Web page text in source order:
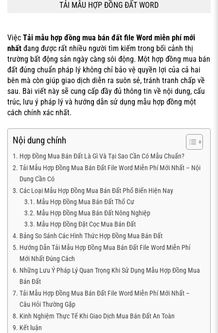
TẢI MẪU HỢP ĐỒNG ĐẤT WORD
Việc Tải mẫu hợp đồng mua bán đất file Word miễn phí mới
nhất đang được rất nhiều người tìm kiếm trong bối cảnh thị
trường bất động sản ngày càng sôi động. Một hợp đồng mua bán
đất đúng chuẩn pháp lý không chỉ bảo vệ quyền lợi của cả hai
bên mà còn giúp giao dịch diễn ra suôn sẻ, tránh tranh chấp về
sau. Bài viết này sẽ cung cấp đầy đủ thông tin về nội dung, cấu
trúc, lưu ý pháp lý và hướng dẫn sử dụng mẫu hợp đồng một
cách chính xác nhất.
Nội dung chính
Hợp Đồng Mua Bán Đất Là Gì Và Tại Sao Cần Có Mẫu Chuẩn?
Tải Mẫu Hợp Đồng Mua Bán Đất File Word Miễn Phí Mới Nhất – Nội
Dung Cần Có
Các Loại Mẫu Hợp Đồng Mua Bán Đất Phổ Biến Hiện Nay
Mẫu Hợp Đồng Mua Bán Đất Thổ Cư
Mẫu Hợp Đồng Mua Bán Đất Nông Nghiệp
Mẫu Hợp Đồng Đặt Cọc Mua Bán Đất
Bảng So Sánh Các Hình Thức Hợp Đồng Mua Bán Đất
Hướng Dẫn Tải Mẫu Hợp Đồng Mua Bán Đất File Word Miễn Phí
Mới Nhất Đúng Cách
Những Lưu Ý Pháp Lý Quan Trọng Khi Sử Dụng Mẫu Hợp Đồng Mua
Bán Đất
Tải Mẫu Hợp Đồng Mua Bán Đất File Word Miễn Phí Mới Nhất –
Câu Hỏi Thường Gặp
Kinh Nghiệm Thực Tế Khi Giao Dịch Mua Bán Đất An Toàn
Kết luận